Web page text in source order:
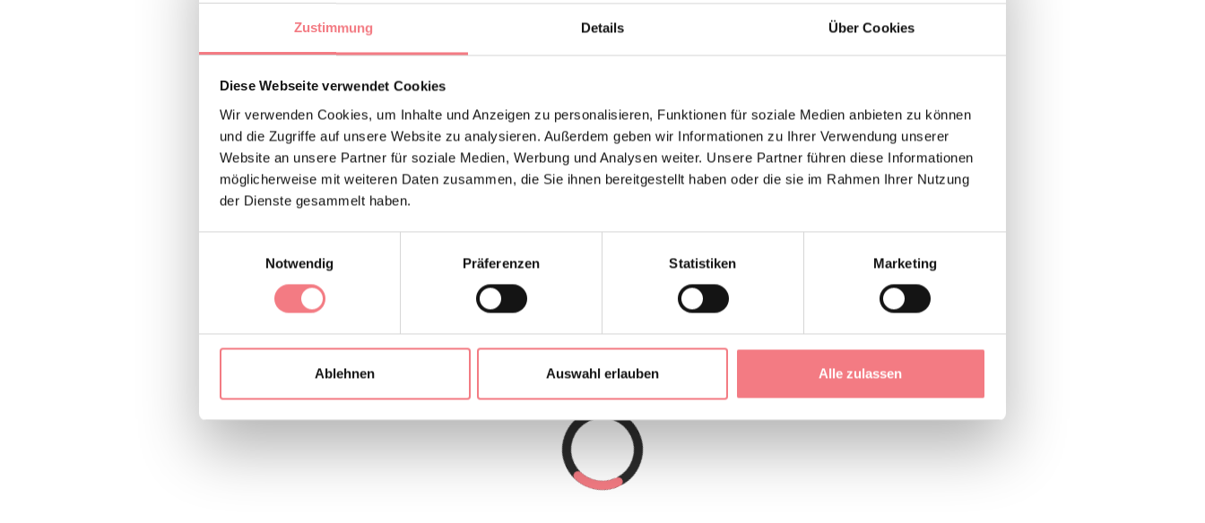
Zustimmung Details Über Cookies
Diese Webseite verwendet Cookies
Wir verwenden Cookies, um Inhalte und Anzeigen zu personalisieren, Funktionen für soziale Medien anbieten zu können
und die Zugriffe auf unsere Website zu analysieren. Außerdem geben wir Informationen zu Ihrer Verwendung unserer
Website an unsere Partner für soziale Medien, Werbung und Analysen weiter. Unsere Partner führen diese Informationen
möglicherweise mit weiteren Daten zusammen, die Sie ihnen bereitgestellt haben oder die sie im Rahmen Ihrer Nutzung
der Dienste gesammelt haben.
Notwendig
Präferenzen Statistiken Marketing
Ablehnen Auswahl erlauben Alle zulassen
Das Apartmenthaus “al Lago” befindet sich am Anfang des Dorfes Auronzo di Cadore in der Ortschaft
Villapiccola, 50 m vom Zentrum mit verschiedenen Geschäften entfernt. Die Wohnung befindet sich im
ersten Stock mit Seeblick und besteht aus 1 Schlafzimmer mit Doppelbett, 1 Schlafzimmer mit 2
Einzelbetten für insgesamt 4 Schlafplätze, Wohnzimmer mit Fernsehen, Kochnische, Badezimmer mit
Waschmaschine und Duschkabine. Die Wohnung verfügt über einen bequemen Balkon mit Seeblick,
einen Parkplatz vor dem Gebäude und 1 Stellplatz in der Garage.